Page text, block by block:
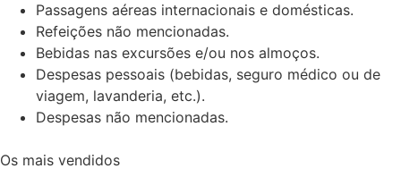
Passagens aéreas internacionais e domésticas.
Refeições não mencionadas.
Bebidas nas excursões e/ou nos almoços.
Despesas pessoais (bebidas, seguro médico ou de
viagem, lavanderia, etc.).
Despesas não mencionadas.
Os mais vendidos